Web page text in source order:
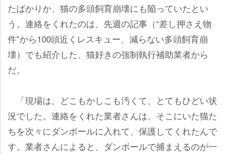
たばかりか、猫の多頭飼育崩壊にも陥っていたとい
う。連絡をくれたのは、先週の記事（“差し押さえ物
件”から100頭近くレスキュー、減らない多頭飼育崩
壊）でも紹介した、猫好きの強制執行補助業者から
だ。
「現場は、どこもかしこも汚くて、とてもひどい状
況でした。連絡をくれた業者さんは、そこにいた猫た
ちを次々にダンボールに入れて、保護してくれたんで
す。業者さんによると、ダンボールで捕まえるのが一